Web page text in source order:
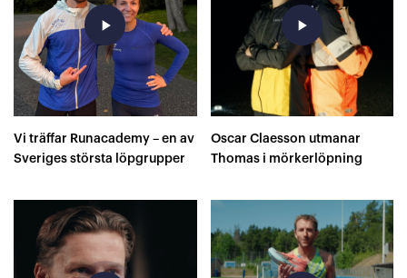
play_arrow
Vi träffar Runacademy – en av
Sveriges största löpgrupper
play_arrow
Oscar Claesson utmanar
Thomas i mörkerlöpning